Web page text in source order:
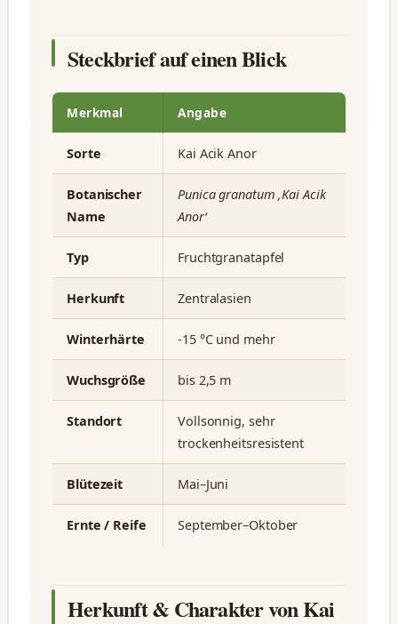
Steckbrief auf einen Blick
Merkmal Angabe
Sorte Kai Acik Anor
Botanischer
Name
Punica granatum ‚Kai Acik
Anor‘
Typ Fruchtgranatapfel
Herkunft Zentralasien
Winterhärte -15 °C und mehr
Wuchsgröße bis 2,5 m
Standort
Vollsonnig, sehr
trockenheitsresistent
Blütezeit Mai–Juni
Ernte / Reife September–Oktober
Herkunft & Charakter von Kai